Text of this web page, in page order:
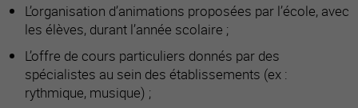
L’organisation d’animations proposées par l’école, avec
les élèves, durant l’année scolaire ;
L’offre de cours particuliers donnés par des
spécialistes au sein des établissements (ex :
rythmique, musique) ;